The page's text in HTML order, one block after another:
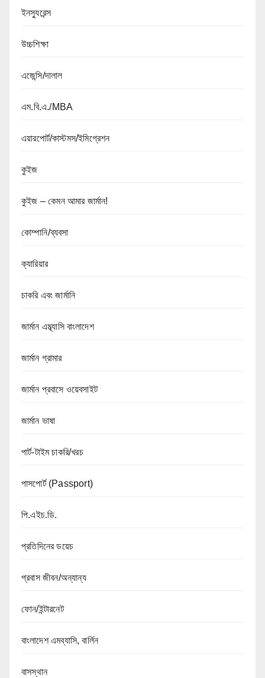
ইনস্যুরেন্স
উচ্চশিক্ষা
এজেন্সি/দালাল
এম.বি.এ./MBA
এয়ারপোর্ট/কাস্টমস/ইমিগ্রেশন
কুইজ
কুইজ – কেমন আমার জার্মান!
কোম্পানি/ব্যবসা
ক্যারিয়ার
চাকরি এবং জার্মানি
জার্মান এম্ব্যাসি বাংলাদেশ
জার্মান গ্রামার
জার্মান প্রবাসে ওয়েবসাইট
জার্মান ভাষা
পার্ট-টাইম চাকরি/খরচ
পাসপোর্ট (Passport)
পি.এইচ.ডি.
প্রতিদিনের ডয়েচ
প্রবাস জীবন/অন্যান্য
ফোন/ইন্টারনেট
বাংলাদেশ এমব্যাসি, বার্লিন
বাসস্থান